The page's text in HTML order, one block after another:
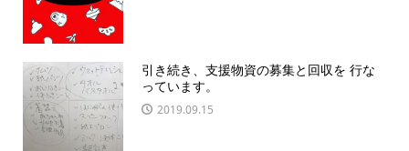
引き続き、支援物資の募集と回収を 行な
っています。
2019.09.15